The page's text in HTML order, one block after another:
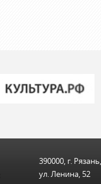
390000, г. Рязань,
ул. Ленина, 52